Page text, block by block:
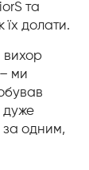
та
їх долати.
вихор
ми
дуже
за одним,